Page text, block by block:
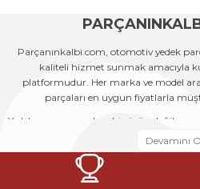
Parçanınkalbi.com, otomotiv yedek
kaliteli hizmet sunmak amacıyla
platformudur. Her marka ve model
parçaları en uygun fiyatlarla
Yedek parçanın sadece bir ürün değil,
nedenle her siparişi, bir aracın yeniden
önemli bir adım olarak görüyoruz.
kadromuz ve güçlü tedarik ağımız
hem de servislerin tüm